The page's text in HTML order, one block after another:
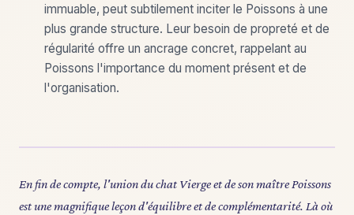
immuable, peut subtilement inciter le Poissons à une
plus grande structure. Leur besoin de propreté et de
régularité offre un ancrage concret, rappelant au
Poissons l'importance du moment présent et de
l'organisation.
En fin de compte, l'union du chat Vierge et de son maître Poissons
est une magnifique leçon d'équilibre et de complémentarité. Là où